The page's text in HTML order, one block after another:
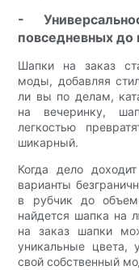
-
повседневных до
Шапки на заказ
моды, добавляя
ли вы по делам,
на вечеринку,
легкостью
шикарный.
Когда дело
варианты
в рубчик до
найдется шапка на
на заказ шапки
уникальные цвета,
свой собственный